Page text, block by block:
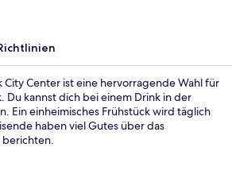
Center ist eine hervorragende Wahl für
Du kannst dich bei einem Drink in der
Ein einheimisches Frühstück wird täglich
haben viel Gutes über das
berichten.